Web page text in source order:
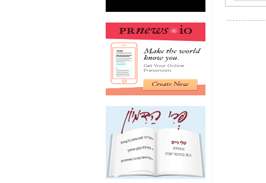
האם ביבי כשר
תקשורת עזר לקב'
בזק? -כאן
מה מקור ה-Fake
News שהביא לתפירת
תיק לביבי והעלמת
החשודים הנכונים -כאן
אחת הרגליים של "תיק
4000 התפור"
התמוטטה היום
בניצחון (כפול) של בזק
-
כאן
איך כתבות מפנקות